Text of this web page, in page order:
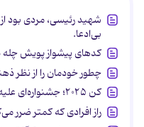
شهید رئیسی، مردی بود
بی‌ادعا.
کدهای پیشواز پویش
چطور خودمان را از نظر ذهنی ۳۸ برابر قوی‌تر
کن ۲۰۲۵؛ جشنواره‌ای علیه خانواده
راز افرادی که کمتر ضرر